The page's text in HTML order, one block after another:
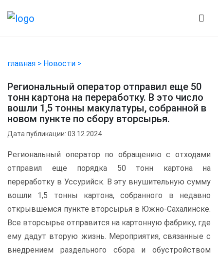
главная > Новости >
Региональный оператор отправил еще 50
тонн картона на переработку. В это число
вошли 1,5 тонны макулатуры, собранной в
новом пункте по сбору вторсырья.
Дата публикации: 03.12.2024
Региональный оператор по обращению с отходами
отправил еще порядка 50 тонн картона на
переработку в Уссурийск. В эту внушительную сумму
вошли 1,5 тонны картона, собранного в недавно
открывшемся пункте вторсырья в Южно-Сахалинске.
Все вторсырье отправится на картонную фабрику, где
ему дадут вторую жизнь. Мероприятия, связанные с
внедрением раздельного сбора и обустройством